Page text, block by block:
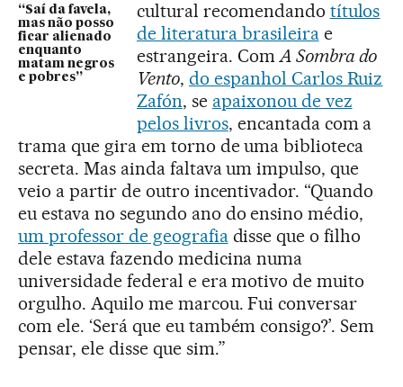
“Saí da favela,
mas não posso
ficar alienado
enquanto
matam negros
e pobres”
cultural recomendando títulos
de literatura brasileirae
estrangeira. Com A Sombra do
Vento, do espanhol Carlos Ruiz
Zafón, se apaixonou de vez
pelos livros, encantada com a
trama que gira em torno de uma biblioteca
secreta. Mas ainda faltava um impulso, que
veio a partir de outro incentivador. “Quando
eu estava no segundo ano do ensino médio,
um professor de geografiadisse que o filho
dele estava fazendo medicina numa
universidade federal e era motivo de muito
orgulho. Aquilo me marcou. Fui conversar
com ele. ‘Será que eu também consigo?’. Sem
pensar, ele disse que sim.”